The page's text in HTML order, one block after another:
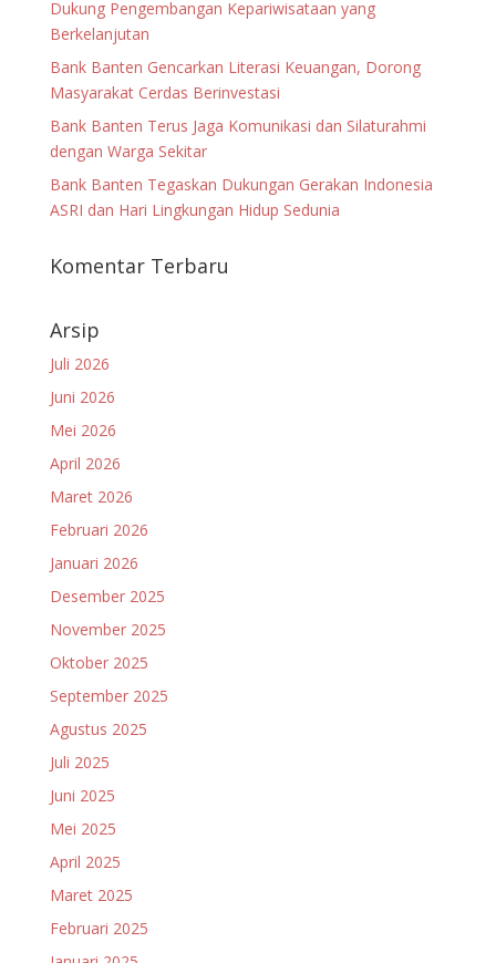
Dukung Pengembangan Kepariwisataan yang
Berkelanjutan
Bank Banten Gencarkan Literasi Keuangan, Dorong
Masyarakat Cerdas Berinvestasi
Bank Banten Terus Jaga Komunikasi dan Silaturahmi
dengan Warga Sekitar
Bank Banten Tegaskan Dukungan Gerakan Indonesia
ASRI dan Hari Lingkungan Hidup Sedunia
Komentar Terbaru
Arsip
Juli 2026
Juni 2026
Mei 2026
April 2026
Maret 2026
Februari 2026
Januari 2026
Desember 2025
November 2025
Oktober 2025
September 2025
Agustus 2025
Juli 2025
Juni 2025
Mei 2025
April 2025
Maret 2025
Februari 2025